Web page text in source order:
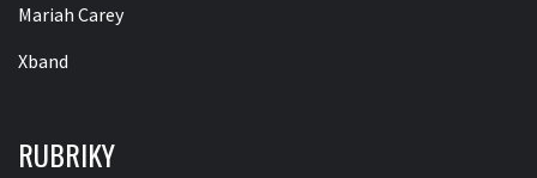
Mariah Carey
Xband
RUBRIKY